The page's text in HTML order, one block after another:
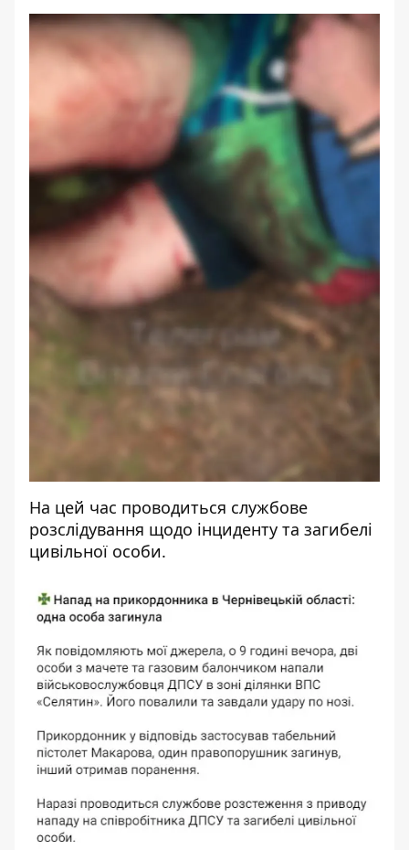
На цей час проводиться службове
розслідування щодо інциденту та загибелі
цивільної особи.